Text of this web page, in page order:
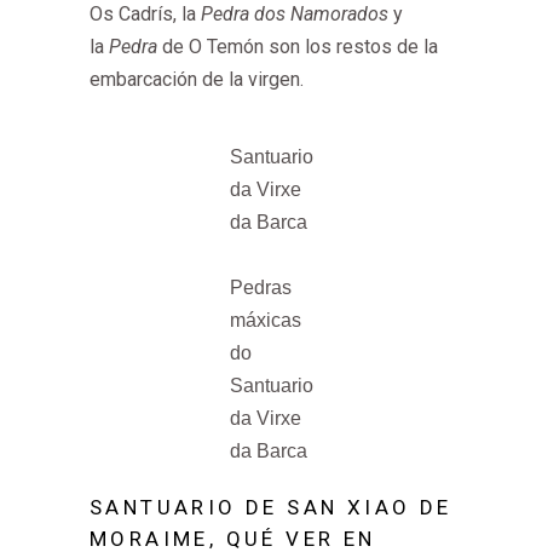
Os Cadrís, la Pedra dos Namorados y
la Pedra de O Temón son los restos de la
embarcación de la virgen.
Santuario
da Virxe
da Barca
Pedras
máxicas
do
Santuario
da Virxe
da Barca
SANTUARIO DE SAN XIAO DE
MORAIME, QUÉ VER EN